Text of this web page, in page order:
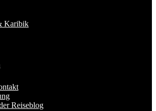
Karibik
Reiseblog